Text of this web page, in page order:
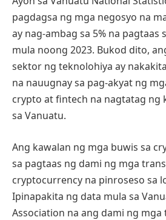
pagdagsa ng mga negosyo na
ay nag-ambag sa 5% na pagtaas
mula noong 2023. Bukod dito,
sektor ng teknolohiya ay
na nauugnay sa pag-akyat ng
crypto at fintech na nagtatag ng
sa Vanuatu.
Ang kawalan ng mga buwis sa
sa pagtaas ng dami ng mga
cryptocurrency na pinroseso sa
Ipinapakita ng data mula sa
Association na ang dami ng mga